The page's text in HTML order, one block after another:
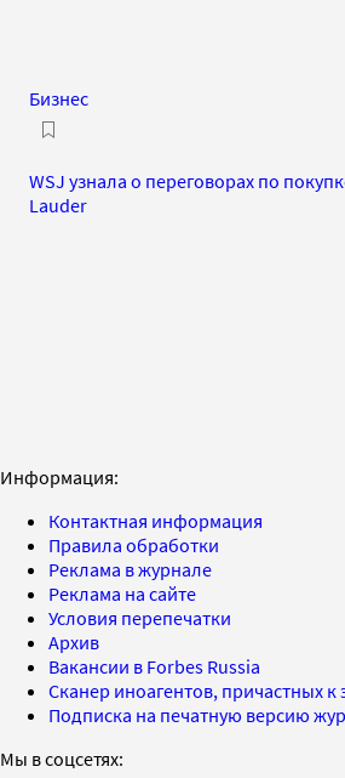
Бизнес
WSJ узнала о переговорах по
Lauder
Информация:
Контактная информация
Правила обработки
Реклама в журнале
Реклама на сайте
Условия перепечатки
Архив
Вакансии в Forbes Russia
Сканер иноагентов, причастных
Подписка на печатную версию
Мы в соцсетях: